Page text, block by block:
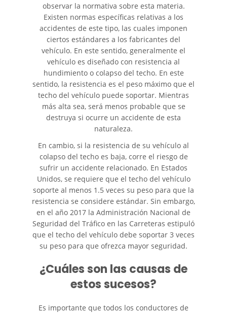
Tipos habituales de Accidentes
Accidente de Autobús
Causas Comunes de
Accidentes de Autobús
Estrategias para Ganar su
Estadísticas de Accidentes de
Autobús
Evidencia Requerida en Casos
de Accidentes de Autobús
Ley de Transporte Público en
California
Accidente de Bicicleta
Causas de los Accidentes de
Lesiones Comunes
Resultantes de Accidentes de
observar la normativa sobre esta materia.
Existen normas específicas relativas a los
accidentes de este tipo, las cuales imponen
ciertos estándares a los fabricantes del
vehículo. En este sentido, generalmente el
vehículo es diseñado con resistencia al
hundimiento o colapso del techo. En este
sentido, la resistencia es el peso máximo que el
techo del vehículo puede soportar. Mientras
más alta sea, será menos probable que se
destruya si ocurre un accidente de esta
naturaleza.
En cambio, si la resistencia de su vehículo al
colapso del techo es baja, corre el riesgo de
sufrir un accidente relacionado. En Estados
Unidos, se requiere que el techo del vehículo
soporte al menos 1.5 veces su peso para que la
resistencia se considere estándar. Sin embargo,
en el año 2017 la Administración Nacional de
Seguridad del Tráfico en las Carreteras estipuló
que el techo del vehículo debe soportar 3 veces
su peso para que ofrezca mayor seguridad.
¿Cuáles son las causas de
estos sucesos?
Es importante que todos los conductores de